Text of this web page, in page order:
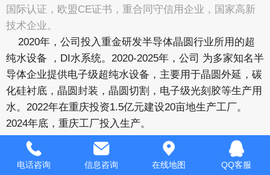
国际认证，欧盟CE证书，重合同守信用企业，国家高新
技术企业。
2020年，公司投入重金研发半导体晶圆行业所用的超
纯水设备 ，DI水系统。2020-2025年，公司 为多家知名半
导体企业提供电子级超纯水设备，主要用于晶圆外延，碳
化硅衬底，晶圆封装，晶圆切割，电子级光刻胶等生产用
水。2022年在重庆投资1.5亿元建设20亩地生产工厂。
2024年底，重庆工厂投入生产。
电话咨询 信息咨询 在线地图 QQ客服